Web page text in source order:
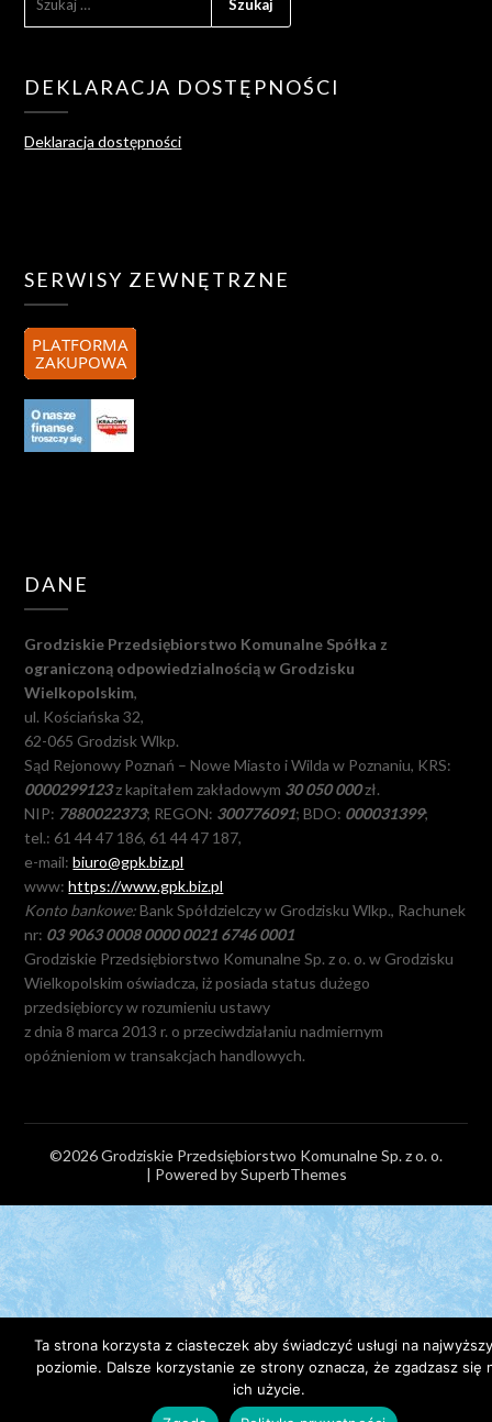
DEKLARACJA DOSTĘPNOŚCI
Deklaracja dostępności
SERWISY ZEWNĘTRZNE
DANE
Grodziskie Przedsiębiorstwo Komunalne Spółka z
ograniczoną odpowiedzialnością w Grodzisku
Wielkopolskim,
ul. Kościańska 32,
62-065 Grodzisk Wlkp.
Sąd Rejonowy Poznań – Nowe Miasto i Wilda w Poznaniu, KRS:
0000299123z kapitałem zakładowym 30 050 000zł.
NIP: 7880022373; REGON: 300776091; BDO: 000031399;
tel.: 61 44 47 186, 61 44 47 187,
e-mail:biuro@gpk.biz.pl
www:https://www.gpk.biz.pl
Konto bankowe:Bank Spółdzielczy w Grodzisku Wlkp., Rachunek
nr: 03 9063 0008 0000 0021 6746 0001
Grodziskie Przedsiębiorstwo Komunalne Sp. z o. o. w Grodzisku
Wielkopolskim oświadcza, iż posiada status dużego
przedsiębiorcy w rozumieniu ustawy
z dnia 8 marca 2013 r. o przeciwdziałaniu nadmiernym
opóźnieniom w transakcjach handlowych.
©2026 Grodziskie Przedsiębiorstwo Komunalne Sp. z o. o.
| Powered bySuperbThemes
Ta strona korzysta z ciasteczek aby świadczyć usługi na
poziomie. Dalsze korzystanie ze strony oznacza, że zgadzasz się
ich użycie.